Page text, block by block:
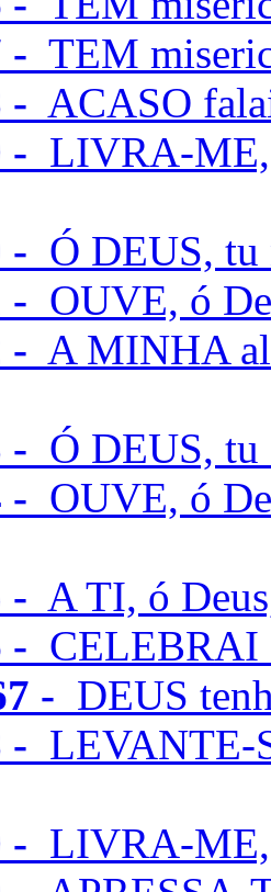
- TEM
- ACASO
- LIVRA-ME,
- Ó DEUS, tu
- OUVE, ó
- A MINHA
- Ó DEUS, tu
- OUVE, ó
- A TI, ó
- CELEBRAI
- DEUS
- LEVANTE-
- LIVRA-ME,